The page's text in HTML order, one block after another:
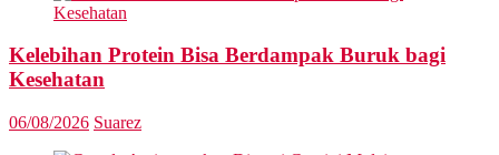
Kelebihan Protein Bisa Berdampak Buruk bagi
Kesehatan
06/08/2026 Suarez